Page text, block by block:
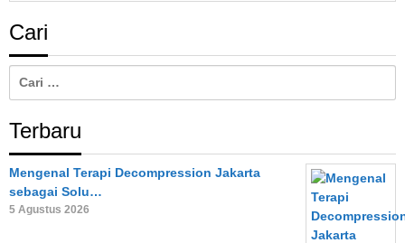
Cari
Terbaru
Mengenal Terapi Decompression Jakarta
sebagai Solu…
5 Agustus 2026